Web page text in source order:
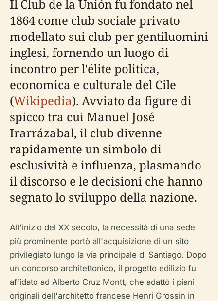
Il Club de la Unión fu fondato nel
1864 come club sociale privato
modellato sui club per gentiluomini
inglesi, fornendo un luogo di
incontro per l'élite politica,
economica e culturale del Cile
(Wikipedia). Avviato da figure di
spicco tra cui Manuel José
Irarrázabal, il club divenne
rapidamente un simbolo di
esclusività e influenza, plasmando
il discorso e le decisioni che hanno
segnato lo sviluppo della nazione.
All'inizio del XX secolo, la necessità di una sede
più prominente portò all'acquisizione di un sito
privilegiato lungo la via principale di Santiago. Dopo
un concorso architettonico, il progetto edilizio fu
affidato ad Alberto Cruz Montt, che adattò i piani
originali dell'architetto francese Henri Grossin in